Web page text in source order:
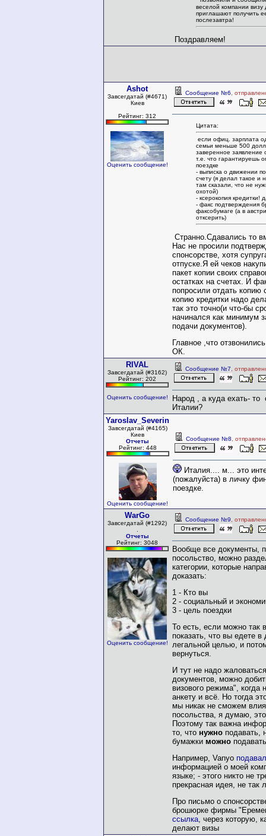
веселой компании визу
приглашают получить
послезавтра!
Поздравляем!
Ashot
Завсегдатай (#4671)
Киев
Рейтинг: 312
Оценить сообщение!
Сообщение №6 ,
Цитата:
если офиц. зарплата
семьи меньше 500
заверенное заявление
т.е. что гарантируешь
поездке
- выписка о движении
счету (я делал такое и
там сказали, что не
охотой)
- ксерокопия кредитки!
- факс подтверждения
факсобумаге (а в
отксерить)
Странно.Сдавались то
Нас не просили
спонсорстве, хотя
отпуске.Я ей чеков
пакет копии своих
остатках на счетах. И
попросили отдать
копию кредитки надо
так это точно(и что-бы
начинался как минимум
подачи документов).
Главное ,что
ОК.
RIVAL
Завсегдатай (#3162)
Рейтинг: 202
Оценить сообщение!
Сообщение №7 ,
Народ , а куда ехать- то
Италии?
Yaroslav_Severin
Завсегдатай (#4165)
Киев
Отчеты
Рейтинг: 448
Оценить сообщение!
Сообщение №8 ,
Италия.... м... это
(пожалуйста) в личку
поездке.
WarGo
Завсегдатай (#1292)
Отчеты
Рейтинг: 3048
Оценить сообщение!
Сообщение №9 ,
Вообще все документы,
посольство, можно
категории, которые
доказать:
1 - Кто вы
2 - социальный и
3 - цель поездки
То есть, если можно так
показать, что вы едете в
легальной целью, и
вернуться.
И тут не надо
документов, можно
визового режима", когда
анкету и всё. Но тогда
мы никак не сможем
посольства, я думаю,
Поэтому так важна
то, что нужно подавать,
бумажки можно
Например, Vanyo подавал
информацией о моей
языке; - этого никто не
прекрасная идея, не так
Про письмо о
брошюрке фирмы
ссылка, через которую,
делают визы